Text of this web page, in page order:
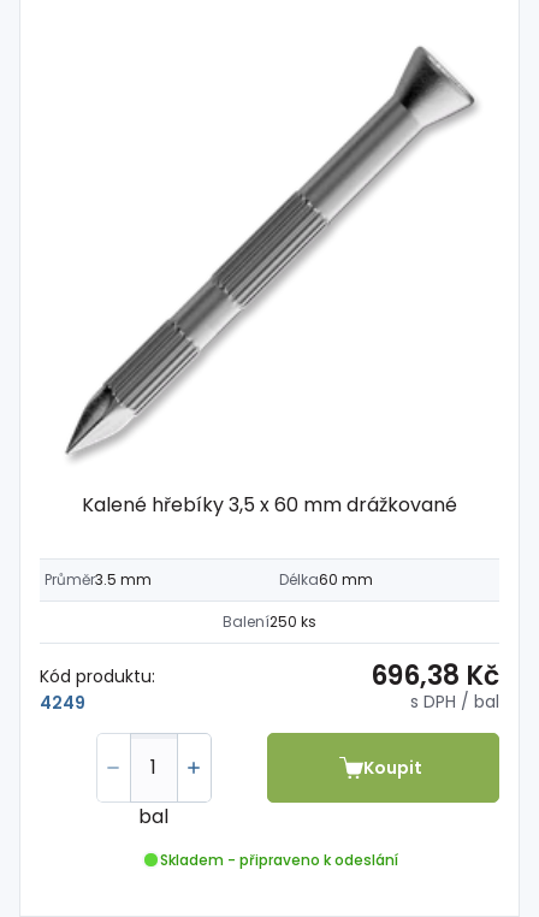
Kalené hřebíky 3,5 x 60 mm drážkované
Průměr3.5 mm Délka60 mm
Balení250 ks
Kód produktu:
4249
696,38 Kč
s DPH / bal
bal
Koupit
Skladem - připraveno k odeslání